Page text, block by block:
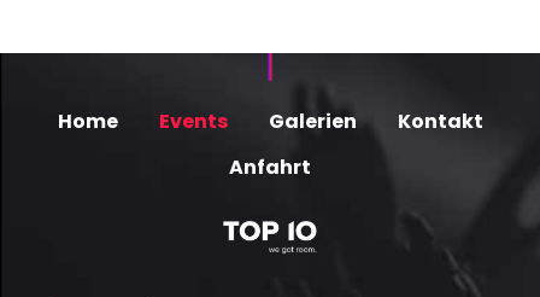
Home Events Galerien
Kontakt
Anfahrt